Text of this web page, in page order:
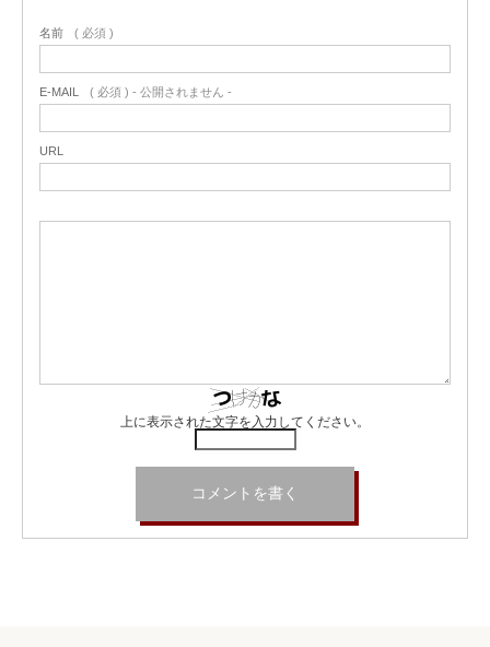
名前 ( 必須 )
E-MAIL ( 必須 ) - 公開されません -
URL
上に表示された文字を入力してください。